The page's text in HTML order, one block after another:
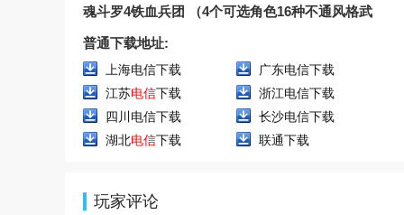
魂斗罗4铁血兵团 （4个可选角色16种不通风格武
器）
普通下载地址:
上海电信下载
广东电信下载
江苏电信下载
浙江电信下载
四川电信下载
长沙电信下载
湖北电信下载 联通下载
玩家评论